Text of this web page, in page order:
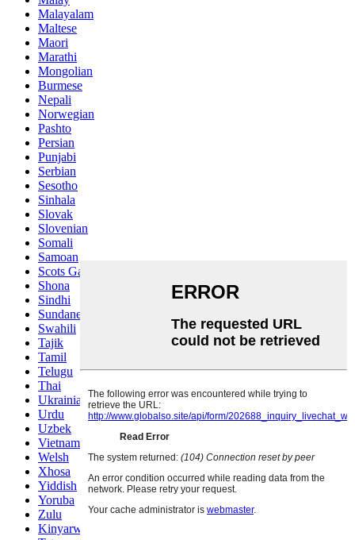
Malayalam
Maltese
Maori
Marathi
Mongolian
Burmese
Nepali
Norwegian
Pashto
Persian
Punjabi
Serbian
Sesotho
Sinhala
Slovak
Slovenian
Somali
Samoan
Scots Gaelic
Shona
Sindhi
Sundanese
Swahili
Tajik
Tamil
Telugu
Thai
Ukrainian
Urdu
Uzbek
Vietnamese
Welsh
Xhosa
Yiddish
Yoruba
Zulu
Kinyarwanda